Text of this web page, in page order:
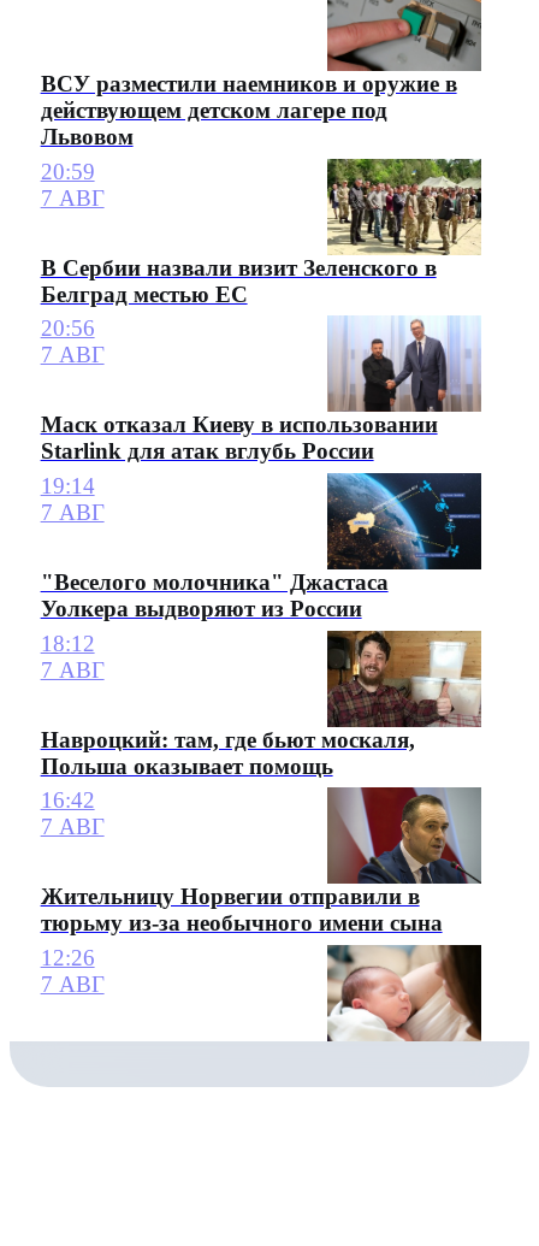
ВСУ разместили наемников и оружие в
действующем детском лагере под
Львовом
20:59
7 АВГ
В Сербии назвали визит Зеленского в
Белград местью ЕС
20:56
7 АВГ
Маск отказал Киеву в использовании
Starlink для атак вглубь России
19:14
7 АВГ
"Веселого молочника" Джастаса
Уолкера выдворяют из России
18:12
7 АВГ
Навроцкий: там, где бьют москаля,
Польша оказывает помощь
16:42
7 АВГ
Жительницу Норвегии отправили в
тюрьму из-за необычного имени сына
12:26
7 АВГ